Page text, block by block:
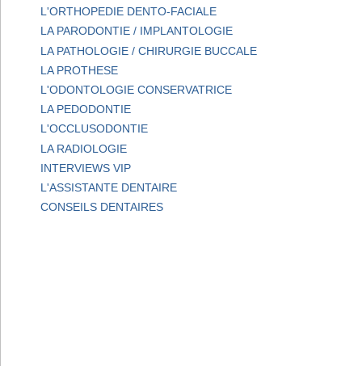
L'ORTHOPEDIE DENTO-FACIALE
LA PARODONTIE / IMPLANTOLOGIE
LA PATHOLOGIE / CHIRURGIE BUCCALE
LA PROTHESE
L'ODONTOLOGIE CONSERVATRICE
LA PEDODONTIE
L'OCCLUSODONTIE
LA RADIOLOGIE
INTERVIEWS VIP
L'ASSISTANTE DENTAIRE
CONSEILS DENTAIRES